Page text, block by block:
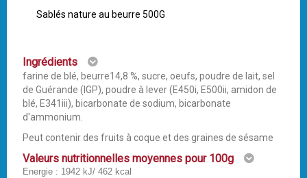
Sablés nature au beurre 500G
Ingrédients
farine de blé, beurre14,8 %, sucre, oeufs, poudre de lait, sel
de Guérande (IGP), poudre à lever (E450i, E500ii, amidon de
blé, E341iii), bicarbonate de sodium, bicarbonate
d'ammonium.
Peut contenir des fruits à coque et des graines de sésame
Valeurs nutritionnelles moyennes pour 100g
Energie : 1942 kJ/ 462 kcal